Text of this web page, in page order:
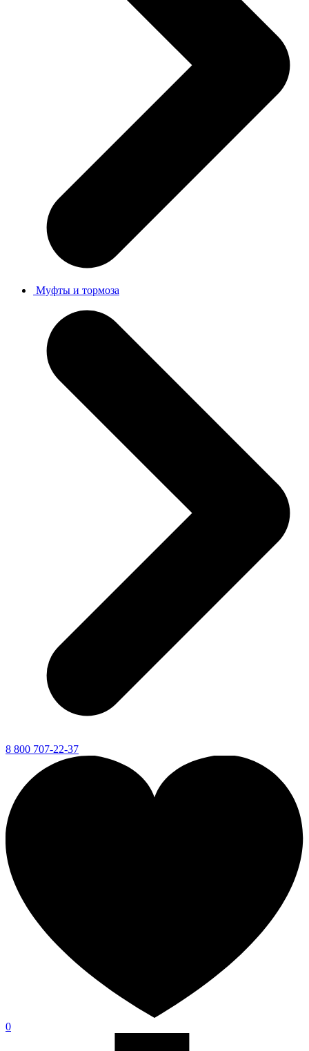
Муфты и тормоза
8 800 707-22-37
0